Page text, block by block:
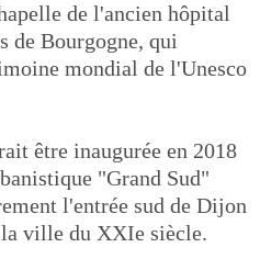
de l'ancien hôpital
de Bourgogne, qui
mondial de l'Unesco
être inaugurée en 2018
"Grand Sud"
l'entrée sud de Dijon
la ville du XXIe siècle.